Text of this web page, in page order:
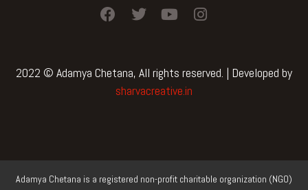
F
a
b
T
w
t
e
r
Y
o
u
b
e
I
n
a
2022 © Adamya Chetana, All rights reserved. | Developed by
sharvacreative.in
Adamya Chetana is a registered non-profit charitable organization (NGO)